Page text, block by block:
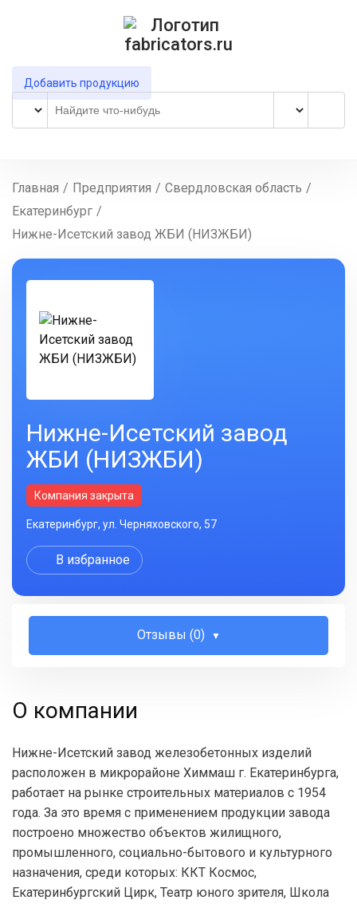
Добавить продукцию
Главная / Предприятия / Свердловская область /
Екатеринбург /
Нижне-Исетский завод ЖБИ (НИЗЖБИ)
Нижне-Исетский завод
ЖБИ (НИЗЖБИ)
Компания закрыта
Екатеринбург, ул. Черняховского, 57
В избранное
Отзывы (0)
О компании
Нижне-Исетский завод железобетонных изделий
расположен в микрорайоне Химмаш г. Екатеринбурга,
работает на рынке строительных материалов с 1954
года. За это время с применением продукции завода
построено множество объектов жилищного,
промышленного, социально-бытового и культурного
назначения, среди которых: ККТ Космос,
Екатеринбургский Цирк, Театр юного зрителя, Школа